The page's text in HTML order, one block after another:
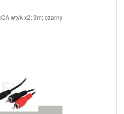
wtyk x2; 3m; czarny